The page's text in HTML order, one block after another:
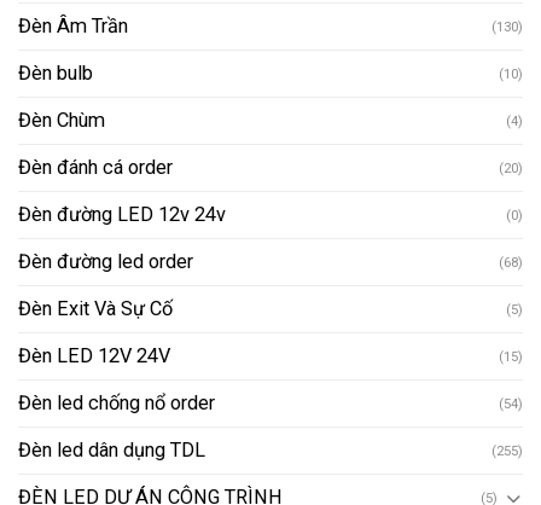
Đèn Âm Trần (130)
Đèn bulb (10)
Đèn Chùm (4)
Đèn đánh cá order (20)
Đèn đường LED 12v 24v (0)
Đèn đường led order (68)
Đèn Exit Và Sự Cố (5)
Đèn LED 12V 24V (15)
Đèn led chống nổ order (54)
Đèn led dân dụng TDL (255)
ĐÈN LED DỰ ÁN CÔNG TRÌNH (5)